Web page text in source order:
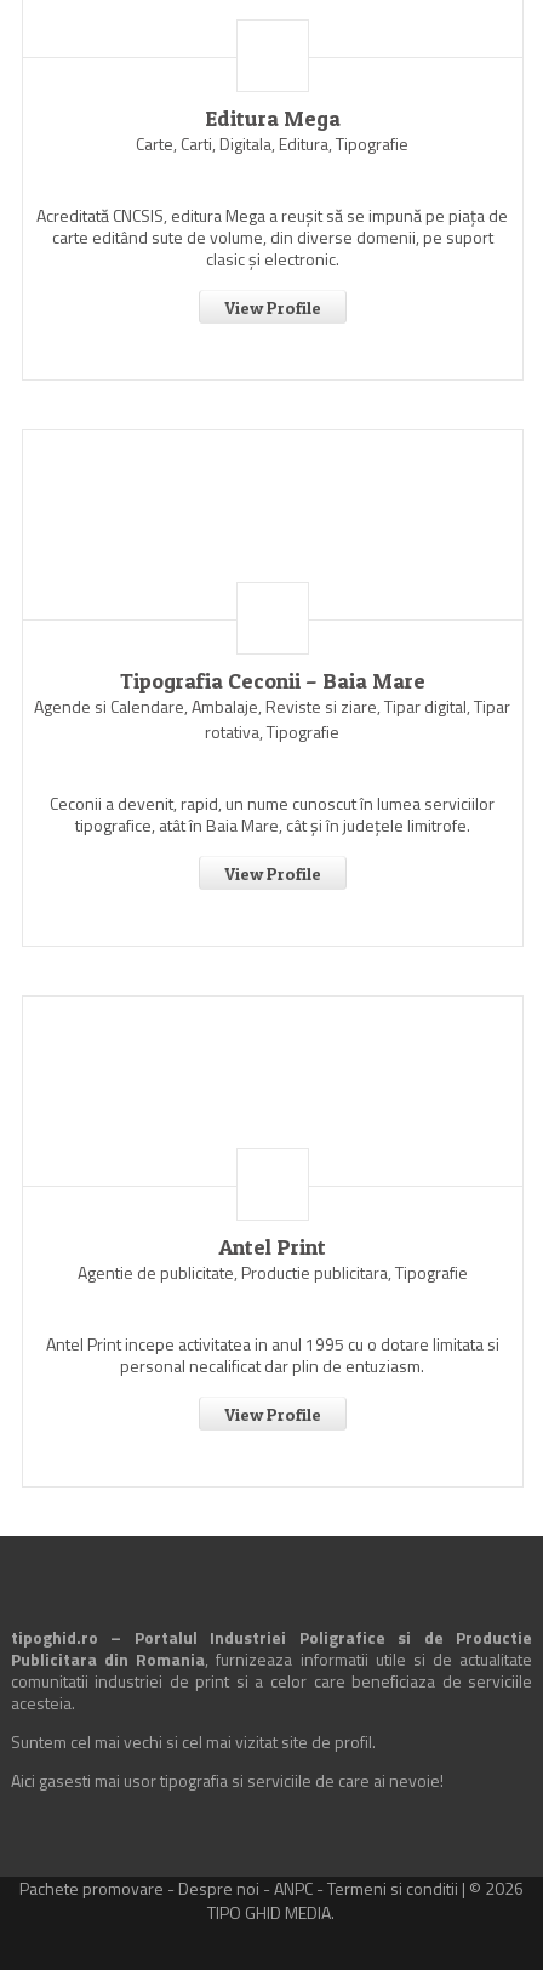
Editura Mega
Carte, Carti, Digitala, Editura, Tipografie
Acreditată CNCSIS, editura Mega a reuşit să se impună pe piaţa de
carte editând sute de volume, din diverse domenii, pe suport
clasic şi electronic.
View Profile
Tipografia Ceconii – Baia Mare
Agende si Calendare, Ambalaje, Reviste si ziare, Tipar digital, Tipar
rotativa, Tipografie
Ceconii a devenit, rapid, un nume cunoscut în lumea serviciilor
tipografice, atât în Baia Mare, cât şi în judeţele limitrofe.
View Profile
Antel Print
Agentie de publicitate, Productie publicitara, Tipografie
Antel Print incepe activitatea in anul 1995 cu o dotare limitata si
personal necalificat dar plin de entuziasm.
View Profile
tipoghid.ro – Portalul Industriei Poligrafice si de Productie
Publicitara din Romania, furnizeaza informatii utile si de actualitate
comunitatii industriei de print si a celor care beneficiaza de serviciile
acesteia.
Suntem cel mai vechi si cel mai vizitat site de profil.
Aici gasesti mai usor tipografia si serviciile de care ai nevoie!
Pachete promovare - Despre noi -ANPC-Termeni si conditii | © 2026
TIPO GHID MEDIA.